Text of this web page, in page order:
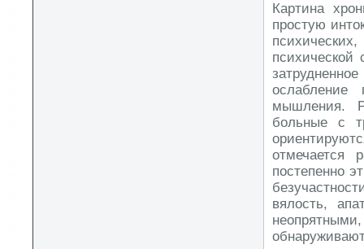
Картина
простую
мышления.
больные с
отмечается
постепенно
вялость,